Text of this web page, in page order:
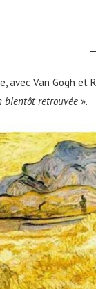
avec Van Gogh et
bientôt retrouvée ».